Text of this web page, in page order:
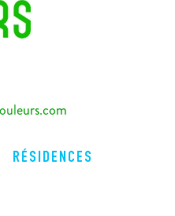
RÉSIDENCES